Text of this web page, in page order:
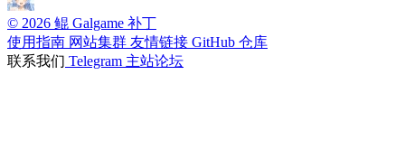
© 2026 鲲 Galgame 补丁
使用指南 网站集群 友情链接 GitHub 仓库
联系我们 Telegram 主站论坛